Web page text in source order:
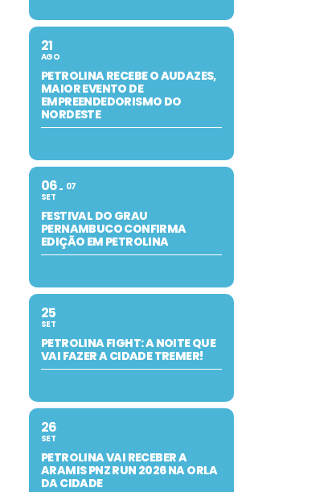
21
AGO
PETROLINA RECEBE O AUDAZES,
MAIOR EVENTO DE
EMPREENDEDORISMO DO
NORDESTE
06
SET
07
FESTIVAL DO GRAU
PERNAMBUCO CONFIRMA
EDIÇÃO EM PETROLINA
25
SET
PETROLINA FIGHT: A NOITE QUE
VAI FAZER A CIDADE TREMER!
26
SET
PETROLINA VAI RECEBER A
ARAMIS PNZ RUN 2026 NA ORLA
DA CIDADE